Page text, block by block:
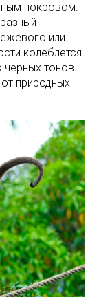
покровом.
или
колеблется
тонов.
природных